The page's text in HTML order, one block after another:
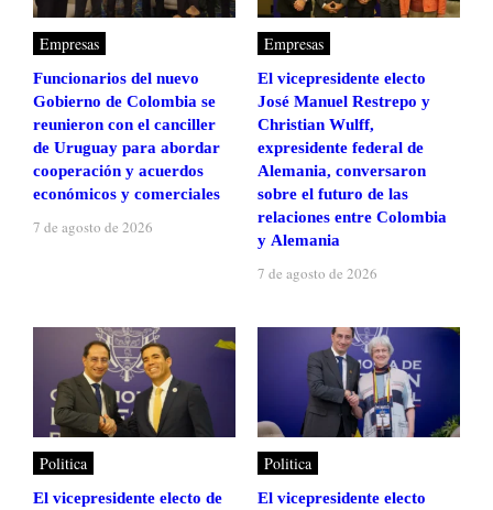
Empresas
Funcionarios del nuevo
Gobierno de Colombia se
reunieron con el canciller
de Uruguay para abordar
cooperación y acuerdos
económicos y comerciales
7 de agosto de 2026
Empresas
El vicepresidente electo
José Manuel Restrepo y
Christian Wulff,
expresidente federal de
Alemania, conversaron
sobre el futuro de las
relaciones entre Colombia
y Alemania
7 de agosto de 2026
Politica
El vicepresidente electo de
Politica
El vicepresidente electo